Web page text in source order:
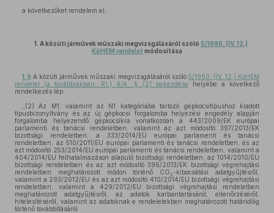
a következőket rendelem el:
1. A közúti járművek műszaki megvizsgálásáról szóló 5/1990. (IV. 12.)
KöHÉM rendelet módosítása
1. § A közúti járművek műszaki megvizsgálásáról szóló 5/1990. (IV. 12.) KöHÉM
rendelet (a továbbiakban: R1.) 4/A. § (2) bekezdése helyébe a következő
rendelkezés lép:
„(2) Az M1, valamint az N1 kategóriába tartozó gépkocsitípushoz kiadott
típusbizonyítvány és az új gépkocsi forgalomba helyezési engedély alapján
forgalomba helyezendő gépkocsikra vonatkozóan a 443/2009/EK európai
parlamenti és tanácsi rendeletben, valamint az azt módosító 397/2013/EK
bizottsági rendeletben, a 333/2014/EU európai parlamenti és tanácsi
rendeletben, az 510/2011/EU európai parlamenti és tanácsi rendeletben, és az
azt módosító 253/2014/EU európai parlamenti és tanácsi rendeletben, valamint a
404/2014/EU felhatalmazáson alapuló bizottsági rendeletben, az 1014/2010/EU
bizottsági rendeletben és az azt módosító 396/2013/EK bizottsági végrehajtási
rendeletben meghatározott módon történő CO2-kibocsátási adatgyűjtésről,
valamint a 293/2012/EU és az azt módosító 410/2014/EU bizottsági végrehajtási
rendeletben, valamint a 429/2012/EU bizottsági végrehajtási rendeletben
meghatározott adatgyűjtésről, az adatok karbantartásáról, ellenőrzéséről,
hitelesítéséről, valamint az adatoknak e rendeletekben meghatározott határidőig
történő továbbításáról